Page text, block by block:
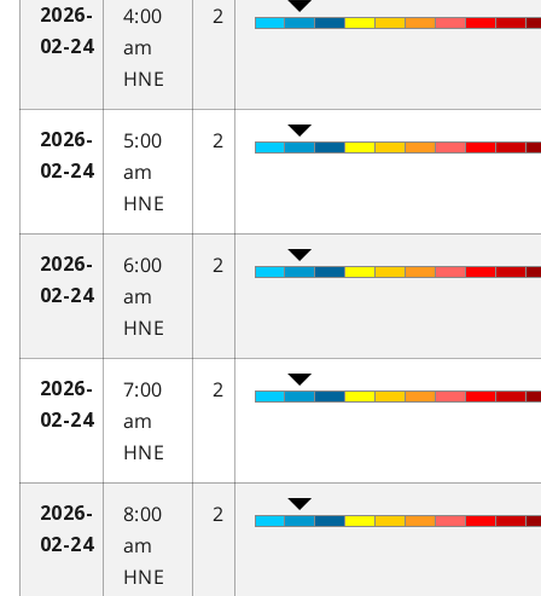
2026-
02-24
4:00
am
HNE
2
2026-
02-24
5:00
am
HNE
2
2026-
02-24
6:00
am
HNE
2
2026-
02-24
7:00
am
HNE
2
2026-
02-24
8:00
am
HNE
2